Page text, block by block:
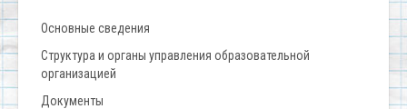
Основные сведения
Структура и органы управления образовательной
организацией
Документы